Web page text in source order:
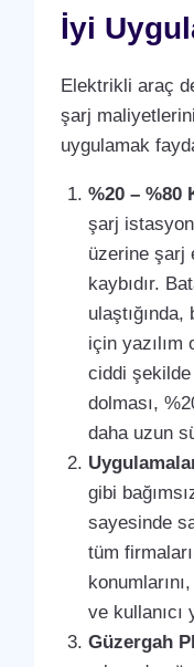
İyi
Elektrikli araç
şarj
uygulamak
%20 – %80
şarj
üzerine şarj
kaybıdır.
ulaştığında,
için yazılım
ciddi şekilde
dolması,
daha uzun
gibi
sayesinde
tüm
ve kullanıcı
Güzergah